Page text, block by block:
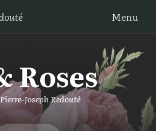
Menu
Roses
Joseph Redouté